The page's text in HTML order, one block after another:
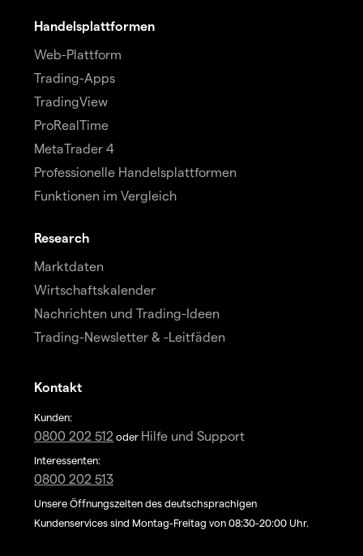
Handelsplattformen
Web-Plattform
Trading-Apps
TradingView
ProRealTime
MetaTrader 4
Professionelle Handelsplattformen
Funktionen im Vergleich
Research
Marktdaten
Wirtschaftskalender
Nachrichten und Trading-Ideen
Trading-Newsletter & -Leitfäden
Kontakt
Kunden:
0800 202 512 oder Hilfe und Support
Interessenten:
0800 202 513
Unsere Öffnungszeiten des deutschsprachigen
Kundenservices sind Montag-Freitag von 08:30-20:00 Uhr.